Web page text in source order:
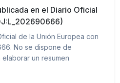
en el Diario Oficial
de la Unión Europea con
No se dispone de
un resumen